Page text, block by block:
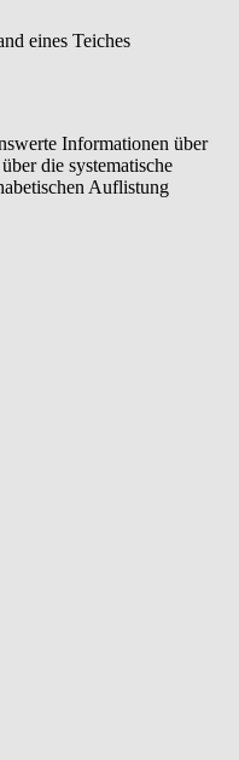
Informationen über
die systematische
Auflistung